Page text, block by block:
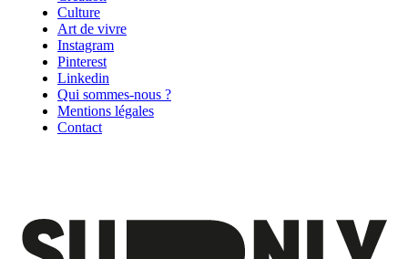
Culture
Art de vivre
Instagram
Pinterest
Linkedin
Qui sommes-nous ?
Mentions légales
Contact